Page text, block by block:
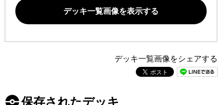
デッキ一覧画像を表示する
デッキ一覧画像をシェアする
保存されたデッキ